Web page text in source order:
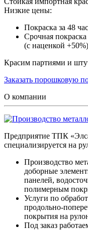
Низкие цены:
Покраска за 48
Срочная
(с наценкой
Красим партиями и
Заказать порошковую
О компании
Предприятие ТПК
специализируется на
Производство
доборные
панелей,
полимерным
Услуги по
продольно-
покрытия на
Под заказ